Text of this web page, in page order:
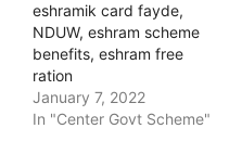
eshramik card fayde,
NDUW, eshram scheme
benefits, eshram free
ration
January 7, 2022
In "Center Govt Scheme"